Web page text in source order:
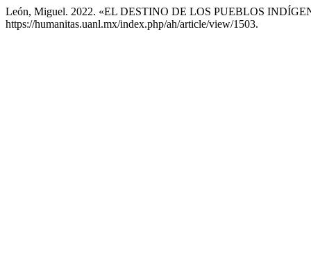
León, Miguel. 2022. «EL DESTINO DE LOS PUEBLOS
https://humanitas.uanl.mx/index.php/ah/article/view/1503.